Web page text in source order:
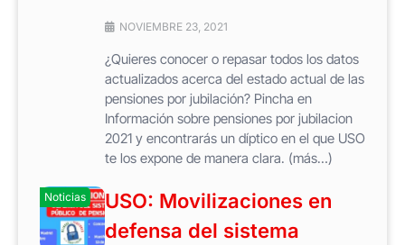
NOVIEMBRE 23, 2021
¿Quieres conocer o repasar todos los datos
actualizados acerca del estado actual de las
pensiones por jubilación? Pincha en
Información sobre pensiones por jubilacion
2021 y encontrarás un díptico en el que USO
te los expone de manera clara. (más…)
Noticias
USO: Movilizaciones en
defensa del sistema